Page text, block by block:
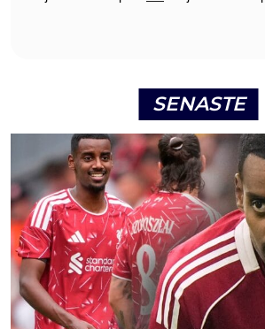
SENASTE